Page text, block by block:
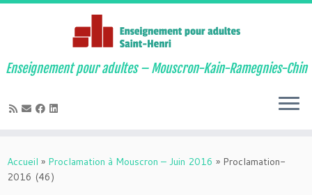
au
contenu
Enseignement pour adultes – Mouscron-Kain-Ramegnies-Chin
Accueil » Proclamation à Mouscron – Juin 2016 » Proclamation-
2016 (46)